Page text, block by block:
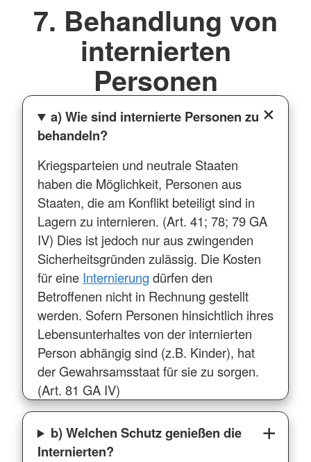
7. Behandlung von
internierten
Personen
a) Wie sind internierte Personen zu
behandeln?
Kriegsparteien und neutrale Staaten
haben die Möglichkeit, Personen aus
Staaten, die am Konflikt beteiligt sind in
Lagern zu internieren. (Art. 41; 78; 79 GA
IV) Dies ist jedoch nur aus zwingenden
Sicherheitsgründen zulässig. Die Kosten
für eine Internierung dürfen den
Betroffenen nicht in Rechnung gestellt
werden. Sofern Personen hinsichtlich ihres
Lebensunterhaltes von der internierten
Person abhängig sind (z.B. Kinder), hat
der Gewahrsamsstaat für sie zu sorgen.
(Art. 81 GA IV)
b) Welchen Schutz genießen die
Internierten?